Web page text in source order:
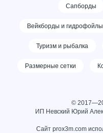
Сапборды
Вейкборды и гидрофойлы
Туризм и рыбалка
Размерные сетки
©
ИП Невский Юрий
Сайт prox3m.com